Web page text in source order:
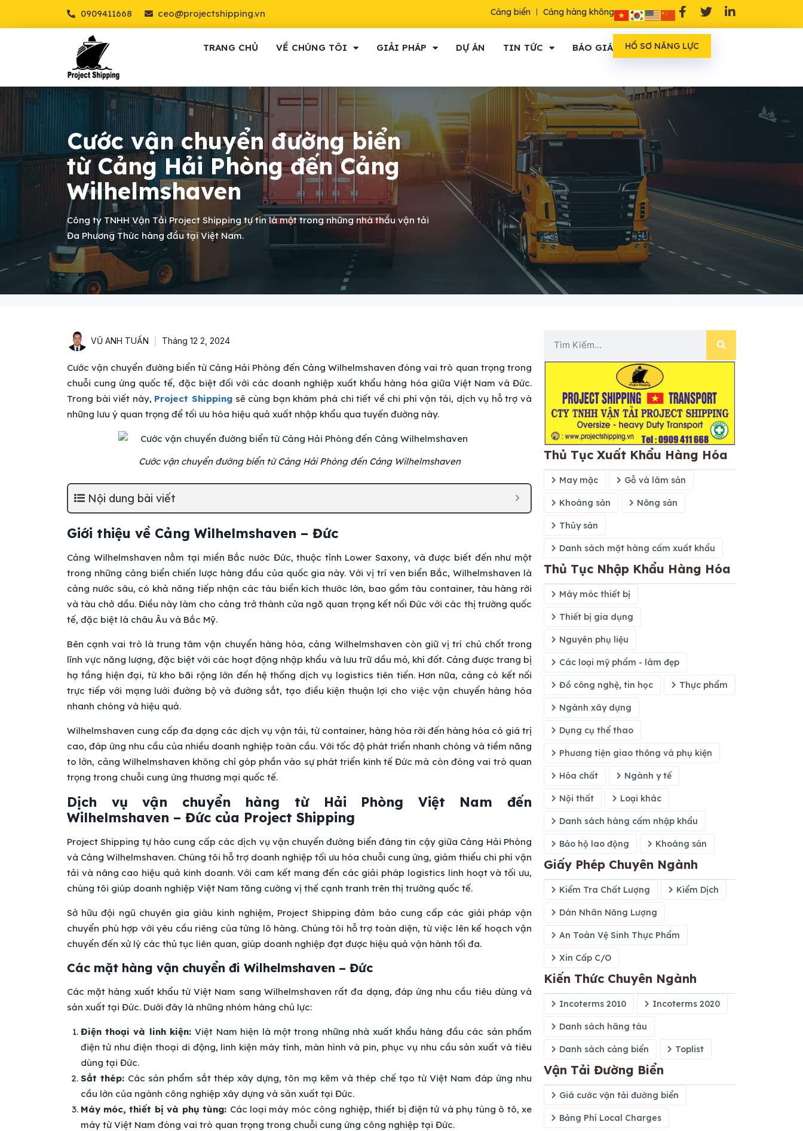
0909411668 ceo@projectshipping.vn Cảng biển Cảng hàng không
TRANG CHỦ VỀ CHÚNG TÔI GIẢI PHÁP DỰ ÁN TIN TỨC BÁO GIÁ HỒ SƠ NĂNG LỰC
Cước vận chuyển đường biển
từ Cảng Hải Phòng đến Cảng
Wilhelmshaven
Công ty TNHH Vận Tải Project Shipping tự tin là một trong những nhà thầu vận tải
Đa Phương Thức hàng đầu tại Việt Nam.
VŨ ANH TUẤN Tháng 12 2, 2024
Cước vận chuyển đường biển từ Cảng Hải Phòng đến Cảng Wilhelmshaven đóng vai trò quan trọng trong
chuỗi cung ứng quốc tế, đặc biệt đối với các doanh nghiệp xuất khẩu hàng hóa giữa Việt Nam và Đức.
Trong bài viết này, Project Shippingsẽ cùng bạn khám phá chi tiết về chi phí vận tải, dịch vụ hỗ trợ và
những lưu ý quan trọng để tối ưu hóa hiệu quả xuất nhập khẩu qua tuyến đường này.
Cước vận chuyển đường biển từ Cảng Hải Phòng đến Cảng Wilhelmshaven
Nội dung bài viết
Giới thiệu về Cảng Wilhelmshaven – Đức
Cảng Wilhelmshaven nằm tại miền Bắc nước Đức, thuộc tỉnh Lower Saxony, và được biết đến như một
trong những cảng biển chiến lược hàng đầu của quốc gia này. Với vị trí ven biển Bắc, Wilhelmshaven là
cảng nước sâu, có khả năng tiếp nhận các tàu biển kích thước lớn, bao gồm tàu container, tàu hàng rời
và tàu chở dầu. Điều này làm cho cảng trở thành cửa ngõ quan trọng kết nối Đức với các thị trường quốc
tế, đặc biệt là châu Âu và Bắc Mỹ.
Bên cạnh vai trò là trung tâm vận chuyển hàng hóa, cảng Wilhelmshaven còn giữ vị trí chủ chốt trong
lĩnh vực năng lượng, đặc biệt với các hoạt động nhập khẩu và lưu trữ dầu mỏ, khí đốt. Cảng được trang bị
hạ tầng hiện đại, từ kho bãi rộng lớn đến hệ thống dịch vụ logistics tiên tiến. Hơn nữa, cảng có kết nối
trực tiếp với mạng lưới đường bộ và đường sắt, tạo điều kiện thuận lợi cho việc vận chuyển hàng hóa
nhanh chóng và hiệu quả.
Wilhelmshaven cung cấp đa dạng các dịch vụ vận tải, từ container, hàng hóa rời đến hàng hóa có giá trị
cao, đáp ứng nhu cầu của nhiều doanh nghiệp toàn cầu. Với tốc độ phát triển nhanh chóng và tiềm năng
to lớn, cảng Wilhelmshaven không chỉ góp phần vào sự phát triển kinh tế Đức mà còn đóng vai trò quan
trọng trong chuỗi cung ứng thương mại quốc tế.
Dịch vụ vận chuyển hàng từ Hải Phòng Việt Nam đến
Wilhelmshaven – Đức của Project Shipping
Project Shipping tự hào cung cấp các dịch vụ vận chuyển đường biển đáng tin cậy giữa Cảng Hải Phòng
và Cảng Wilhelmshaven. Chúng tôi hỗ trợ doanh nghiệp tối ưu hóa chuỗi cung ứng, giảm thiểu chi phí vận
tải và nâng cao hiệu quả kinh doanh. Với cam kết mang đến các giải pháp logistics linh hoạt và tối ưu,
chúng tôi giúp doanh nghiệp Việt Nam tăng cường vị thế cạnh tranh trên thị trường quốc tế.
Sở hữu đội ngũ chuyên gia giàu kinh nghiệm, Project Shipping đảm bảo cung cấp các giải pháp vận
chuyển phù hợp với yêu cầu riêng của từng lô hàng. Chúng tôi hỗ trợ toàn diện, từ việc lên kế hoạch vận
chuyển đến xử lý các thủ tục liên quan, giúp doanh nghiệp đạt được hiệu quả vận hành tối đa.
Các mặt hàng vận chuyển đi Wilhelmshaven – Đức
Các mặt hàng xuất khẩu từ Việt Nam sang Wilhelmshaven rất đa dạng, đáp ứng nhu cầu tiêu dùng và
sản xuất tại Đức. Dưới đây là những nhóm hàng chủ lực:
Điện thoại và linh kiện:Việt Nam hiện là một trong những nhà xuất khẩu hàng đầu các sản phẩm
điện tử như điện thoại di động, linh kiện máy tính, màn hình và pin, phục vụ nhu cầu sản xuất và tiêu
dùng tại Đức.
Sắt thép: Các sản phẩm sắt thép xây dựng, tôn mạ kẽm và thép chế tạo từ Việt Nam đáp ứng nhu
cầu lớn của ngành công nghiệp xây dựng và sản xuất tại Đức.
Máy móc, thiết bị và phụ tùng: Các loại máy móc công nghiệp, thiết bị điện tử và phụ tùng ô tô, xe
máy từ Việt Nam đóng vai trò quan trọng trong chuỗi cung ứng công nghiệp tại Đức.
Thủ Tục Xuất Khẩu Hàng Hóa
May mặc Gỗ và lâm sản
Khoáng sản Nông sản
Thủy sản
Danh sách mặt hàng cấm xuất khẩu
Thủ Tục Nhập Khẩu Hàng Hóa
Máy móc thiết bị
Thiết bị gia dụng
Nguyên phụ liệu
Các loại mỹ phẩm - làm đẹp
Đồ công nghệ, tin học Thực phẩm
Ngành xây dựng
Dụng cụ thể thao
Phương tiện giao thông và phụ kiện
Hóa chất Ngành y tế
Nội thất Loại khác
Danh sách hàng cấm nhập khẩu
Bảo hộ lao động Khoáng sản
Giấy Phép Chuyên Ngành
Kiểm Tra Chất Lượng Kiểm Dịch
Dán Nhãn Năng Lượng
An Toàn Vệ Sinh Thực Phẩm
Xin Cấp C/O
Kiến Thức Chuyên Ngành
Incoterms 2010 Incoterms 2020
Danh sách hãng tàu
Danh sách cảng biển Toplist
Vận Tải Đường Biển
Giá cước vận tải đường biển
Bảng Phí Local Charges